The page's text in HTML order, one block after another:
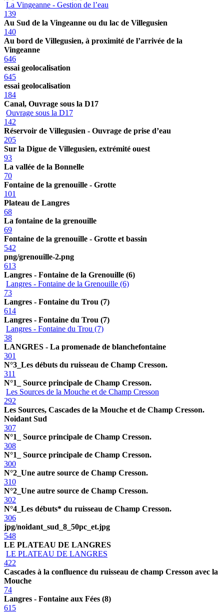
La Vingeanne - Gestion de l’eau
139
Au Sud de la Vingeanne ou du lac de Villegusien
140
Au bord de Villegusien, à proximité de l’arrivée de la
Vingeanne
646
essai geolocalisation
645
essai geolocalisation
184
Canal, Ouvrage sous la D17
Ouvrage sous la D17
142
Réservoir de Villegusien - Ouvrage de prise d’eau
205
Sur la Digue de Villegusien, extrémité ouest
93
La vallée de la Bonnelle
70
Fontaine de la grenouille - Grotte
101
Plateau de Langres
68
La fontaine de la grenouille
69
Fontaine de la grenouille - Grotte et bassin
542
png/grenouille-2.png
613
Langres - Fontaine de la Grenouille (6)
Langres - Fontaine de la Grenouille (6)
73
Langres - Fontaine du Trou (7)
614
Langres - Fontaine du Trou (7)
Langres - Fontaine du Trou (7)
38
LANGRES - La promenade de blanchefontaine
301
N°3_Les débuts du ruisseau de Champ Cresson.
311
N°1_ Source principale de Champ Cresson.
Les Sources de la Mouche et de Champ Cresson
292
Les Sources, Cascades de la Mouche et de Champ Cresson.
Noidant Sud
307
N°1_ Source principale de Champ Cresson.
308
N°1_ Source principale de Champ Cresson.
300
N°2_Une autre source de Champ Cresson.
310
N°2_Une autre source de Champ Cresson.
302
N°4_Les débuts* du ruisseau de Champ Cresson.
306
jpg/noidant_sud_8_50pc_et.jpg
548
LE PLATEAU DE LANGRES
LE PLATEAU DE LANGRES
422
Cascades à la confluence du ruisseau de champ Cresson avec la
Mouche
74
Langres - Fontaine aux Fées (8)
615